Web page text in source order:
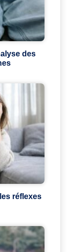
des
réflexes